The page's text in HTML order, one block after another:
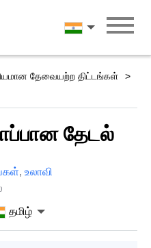
தமிழ்
தேவையற்ற திட்டங்கள்
தேடல்
, உலாவி
தமிழ்